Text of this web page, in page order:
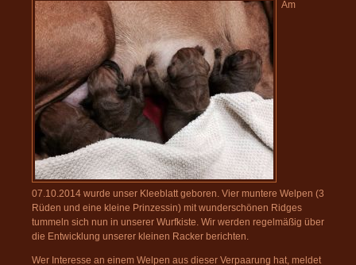
Am
07.10.2014 wurde unser Kleeblatt geboren. Vier muntere Welpen (3
Rüden und eine kleine Prinzessin) mit wunderschönen Ridges
tummeln sich nun in unserer Wurfkiste. Wir werden regelmäßig über
die Entwicklung unserer kleinen Racker berichten.
Wer Interesse an einem Welpen aus dieser Verpaarung hat, meldet